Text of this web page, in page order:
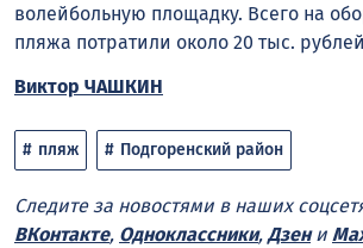
волейбольную площадку. Всего на
пляжа потратили около 20 тыс.
Виктор ЧАШКИН
пляж Подгоренский район
Следите за новостями в наших
ВКонтакте, Одноклассники, Дзени